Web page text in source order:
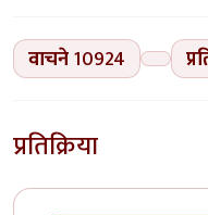
वाचने10924
प्रतिक्रिया